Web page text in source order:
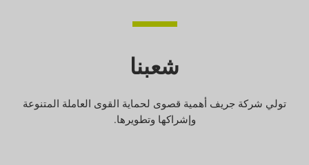
شعبنا
تولي شركة جريف أهمية قصوى لحماية القوى العاملة المتنوعة
وإشراكها وتطويرها.